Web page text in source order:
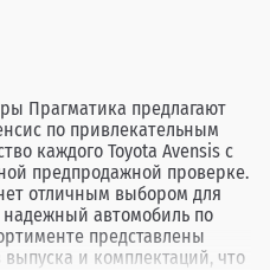
Прагматика предлагают
по привлекательным
каждого Toyota Avensis с
предпродажной проверке.
отличным выбором для
автомобиль по
представлены
и комплектаций, что